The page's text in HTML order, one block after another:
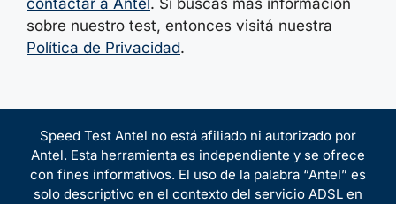
contactar a Antel. Si buscas más información
sobre nuestro test, entonces visitá nuestra
Política de Privacidad.
Speed Test Antel no está afiliado ni autorizado por
Antel. Esta herramienta es independiente y se ofrece
con fines informativos. El uso de la palabra “Antel” es
solo descriptivo en el contexto del servicio ADSL en